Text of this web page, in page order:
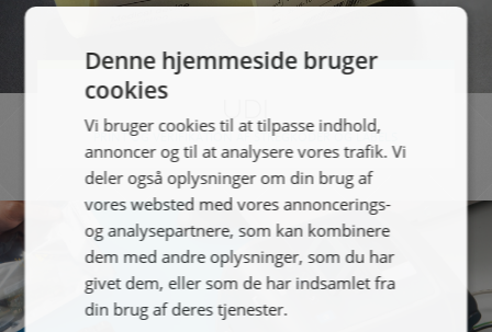
PRINT OG VERIFIKATION AF STREGKODER OG LABELS
Denne hjemmeside bruger
cookies
Vi bruger cookies til at tilpasse indhold,
annoncer og til at analysere vores trafik. Vi
deler også oplysninger om din brug af
vores websted med vores annoncerings-
og analysepartnere, som kan kombinere
dem med andre oplysninger, som du har
givet dem, eller som de har indsamlet fra
din brug af deres tjenester.